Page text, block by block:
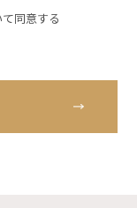
同意する